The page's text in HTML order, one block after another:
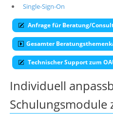
Wissen
Über uns
Suche
Single-Sign-On
Anfrage für Beratung/
Gesamter
Technischer Support zum
Individuell
Schulungsmodule